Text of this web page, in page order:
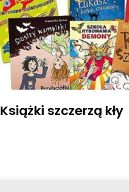
Książki szczerzą kły